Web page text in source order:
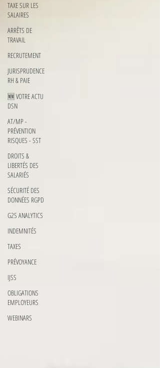
TAXE SUR LES
SALAIRES
ARRÊTS DE
TRAVAIL
RECRUTEMENT
JURISPRUDENCE
RH & PAIE
🆕 VOTRE ACTU
DSN
AT/MP -
PRÉVENTION
RISQUES - SST
DROITS &
LIBERTÉS DES
SALARIÉS
SÉCURITÉ DES
DONNÉES RGPD
G2S ANALYTICS
INDEMNITÉS
TAXES
PRÉVOYANCE
IJSS
OBLIGATIONS
EMPLOYEURS
WEBINARS